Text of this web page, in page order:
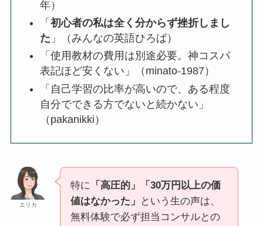
年）
「初心者の私は全く分からず挫折しまし
た 」（みんなの英語ひろば）
「使用教材の費用は別途必要。神コスパ
表記ほど安くない」（minato-1987）
「自己学習の比率が高いので、ある程度
自分でできる方でないと続かない」
（pakanikki）
エリカ
特に
「高圧的」「30万円以上の価
値はなかった」
という生の声は、
無料体験で必ず担当コンサルとの